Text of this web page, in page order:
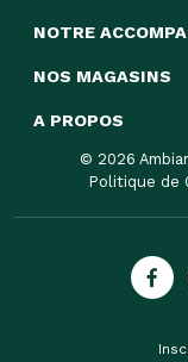
NOTRE
NOS MAGASINS
A PROPOS
© 2026
Politique de